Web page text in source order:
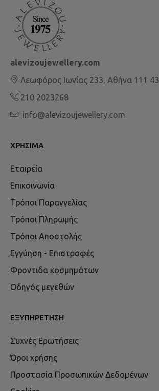
alevizoujewellery.com
Λεωφόρος Ιωνίας 233, Αθήνα 111 43
210 2023268
info@alevizoujewellery.com
ΧΡΉΣΙΜΑ
Εταιρεία
Επικοινωνία
Τρόποι Παραγγελίας
Τρόποι Πληρωμής
Τρόποι Αποστολής
Εγγύηση - Επιστροφές
Φροντιδα κοσμημάτων
Οδηγός μεγεθών
ΕΞΥΠΗΡΈΤΗΣΗ
Συχνές Ερωτήσεις
Όροι χρήσης
Προστασία Προσωπικών Δεδομένων